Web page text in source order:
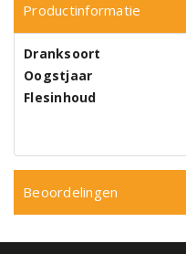
Productinformatie
Dranksoort
Oogstjaar
Flesinhoud
Beoordelingen